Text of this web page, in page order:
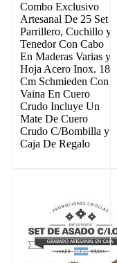
Combo Exclusivo
Artesanal De 25 Set
Parrillero, Cuchillo y
Tenedor Con Cabo
En Maderas Varias y
Hoja Acero Inox. 18
Cm Schmieden Con
Vaina En Cuero
Crudo Incluye Un
Mate De Cuero
Crudo C/Bombilla y
Caja De Regalo